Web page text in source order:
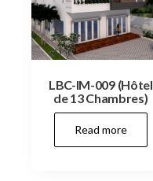
LBC-IM-009 (Hôtel
de 13 Chambres)
Read more